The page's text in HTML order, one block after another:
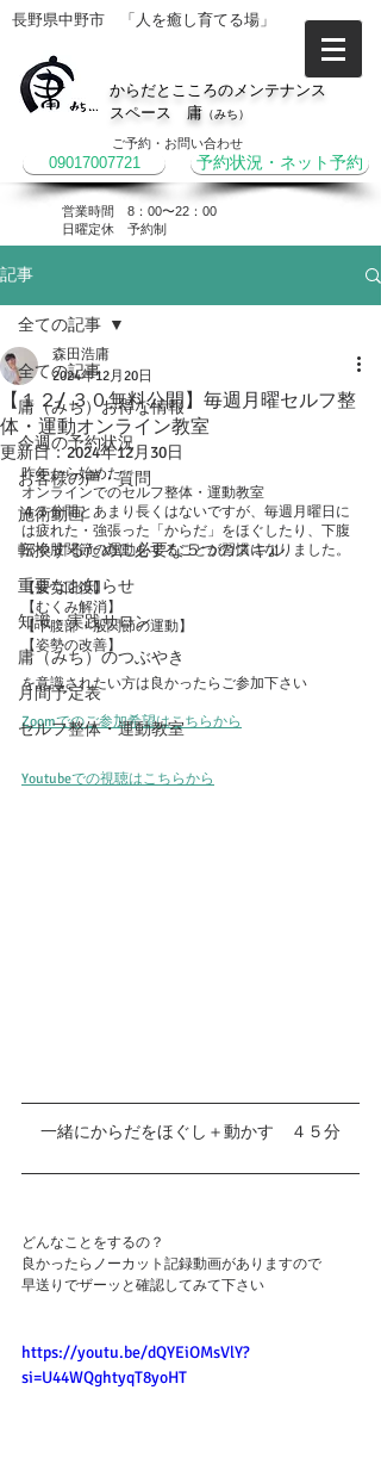
長野県中野市 「人を癒し育てる場」
からだとこころのメンテナンス
スペース 庸 （みち）
ご予約・お問い合わせ
09017007721 予約状況・ネット予約
営業時間 8：00〜22：00
​日曜定休 予約制
記事
全ての記事
庸（みち）お得な情報
今週の予約状況
お客様の声・質問
施術動画
転換するために必要な５つのスキル
重要なお知らせ
知識・実践サロン
庸（みち）のつぶやき
月間予定表
セルフ整体・運動教室
全ての記事
【１２/ ３０無料公開】毎週月曜セルフ整
体・運動オンライン教室
森田浩庸
2024年12月20日
更新日：2024年12月30日
昨年から始めた
オンラインでのセルフ整体・運動教室
４５分間とあまり長くはないですが、毎週月曜日に
は疲れた・強張った「からだ」をほぐしたり、下腹
部や股関節の運動をすることが習慣になりました。
【疲労回復】
【むくみ解消】
【下腹部・股関節の運動】
【姿勢の改善】
を意識されたい方は良かったらご参加下さい
Zoomでのご参加希望はこちらから
Youtubeでの視聴はこちらから
一緒にからだをほぐし＋動かす　４５分
どんなことをするの？
良かったらノーカット記録動画がありますので
早送りでザーッと確認してみて下さい
https://youtu.be/dQYEiOMsVlY?
si=U44WQghtyqT8yoHT